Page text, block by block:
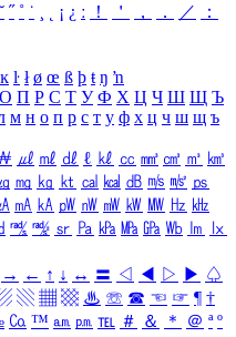
˘ ˝ ˚ ˙ ¸ ¡ ¿ ː ！ ＇ ， ． ／
：
ĸ ŀ ł ø œ ß þ ŧ ŋ ŉ
О П Р С Т У Ф Х Ц Ч Ш Щ Ъ
м н о п р с т у ф х ц ч ш щ ъ
㎕ ㎖ ㎗ ℓ ㎘ ㏄ ㎣ ㎤ ㎥ ㎦
㎎ ㎏ ㏏ ㎈ ㎉ ㏈ ㎧ ㎨ ㎰
㎃ ㎄ ㎺ ㎻ ㎽ ㎾ ㎿ ㎐ ㎑
㎮ ㎯ ㏛ ㎩ ㎪ ㎫ ㎬ ㏝ ㏐
㏓
→ ← ↑ ↓ ↔ 〓 ◁ ◀ ▷ ▶ ♤
▧ ▦ ▩ ♨ ☏ ☎ ☜ ☞ ¶ †
㏇ ™ ㏂ ㏘ ℡ ＃ ＆ ＊ ＠ ª º